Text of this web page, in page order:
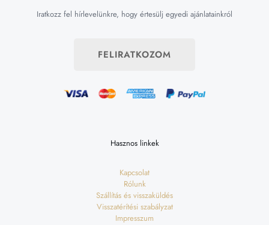
Iratkozz fel hírlevelünkre, hogy értesülj egyedi ajánlatainkról
FELIRATKOZOM
Hasznos linkek
Kapcsolat
Rólunk
Szállítás és visszaküldés
Visszatérítési szabályzat
Impresszum